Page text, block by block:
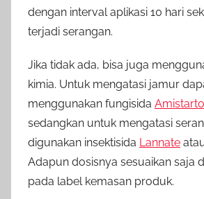
dengan interval aplikasi 10 hari
terjadi serangan.
Jika tidak ada, bisa juga
kimia. Untuk mengatasi jamur
menggunakan fungisida
sedangkan untuk mengatasi
digunakan insektisida Lannate
Adapun dosisnya sesuaikan saja
pada label kemasan produk.